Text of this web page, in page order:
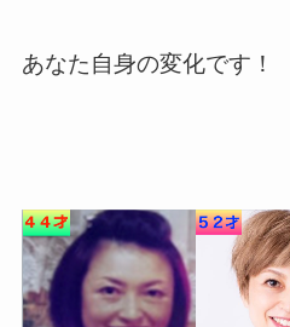
あなた自身の変化です！